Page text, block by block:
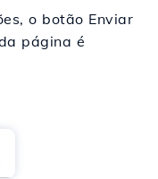
o botão Enviar
página é